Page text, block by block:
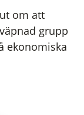
om att
grupp
ekonomiska